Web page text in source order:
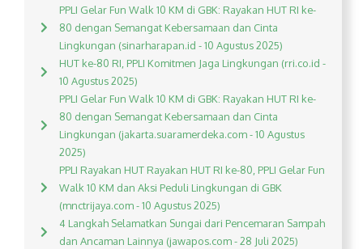
PPLI Gelar Fun Walk 10 KM di GBK: Rayakan HUT RI ke-
80 dengan Semangat Kebersamaan dan Cinta
Lingkungan (sinarharapan.id - 10 Agustus 2025)
HUT ke-80 RI, PPLI Komitmen Jaga Lingkungan (rri.co.id -
10 Agustus 2025)
PPLI Gelar Fun Walk 10 KM di GBK: Rayakan HUT RI ke-
80 dengan Semangat Kebersamaan dan Cinta
Lingkungan (jakarta.suaramerdeka.com - 10 Agustus
2025)
PPLI Rayakan HUT Rayakan HUT RI ke-80, PPLI Gelar Fun
Walk 10 KM dan Aksi Peduli Lingkungan di GBK
(mnctrijaya.com - 10 Agustus 2025)
4 Langkah Selamatkan Sungai dari Pencemaran Sampah
dan Ancaman Lainnya (jawapos.com - 28 Juli 2025)